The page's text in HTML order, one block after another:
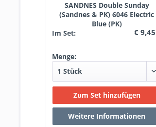
SANDNES Double Sunday
(Sandnes & PK) 6046 Electric
Blue (PK)
Im Set:
€
Menge: